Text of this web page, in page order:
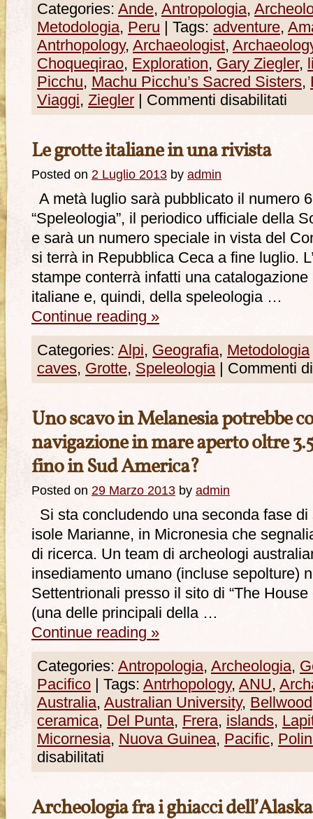
Categories: Ande, Antropologia,
Metodologia, Peru Tags: adventure,
Antrhopology, Archaeologist,
Choqueqirao, Exploration, Gary Ziegler,
Picchu, Machu Picchu’s Sacred Sisters,
Viaggi, Ziegler Commenti disabilitati
Le grotte italiane in una rivista
Posted on 2 Luglio 2013 by admin
A metà luglio sarà pubblicato il numero
“Speleologia”, il periodico ufficiale della
e sarà un numero speciale in vista del
si terrà in Repubblica Ceca a fine luglio.
stampe conterrà infatti una
italiane e, quindi, della speleologia …
Continue reading »
Categories: Alpi, Geografia, Metodologia
caves, Grotte, Speleologia Commenti
Uno scavo in Melanesia potrebbe
navigazione in mare aperto oltre
fino in Sud America?
Posted on 29 Marzo 2013 by admin
Si sta concludendo una seconda fase
isole Marianne, in Micronesia che
di ricerca. Un team di archeologi
insediamento umano (incluse sepolture)
Settentrionali presso il sito di “The House
(una delle principali della …
Continue reading »
Categories: Antropologia, Archeologia,
Pacifico
Tags: Antrhopology, ANU,
Australia, Australian University, Bellwood
ceramica, Del Punta, Frera, islands,
Micornesia, Nuova Guinea, Pacific,
disabilitati
Archeologia fra i ghiacci